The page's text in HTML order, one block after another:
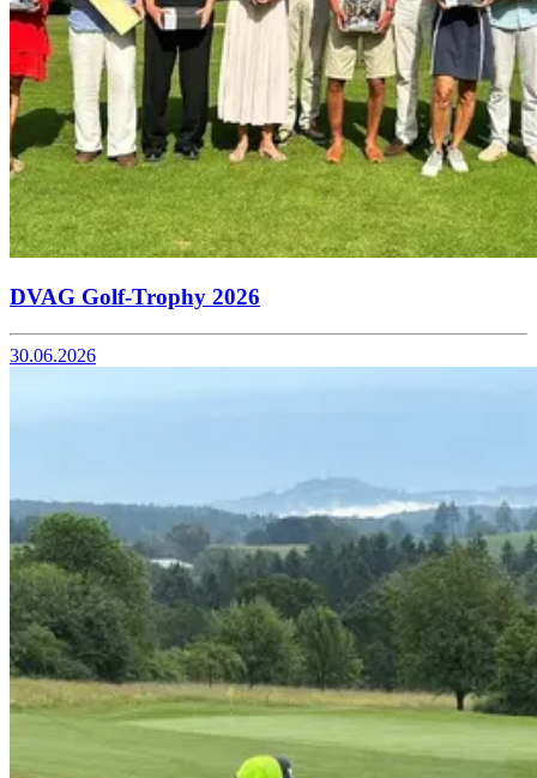
DVAG Golf-Trophy 2026
30.06.2026